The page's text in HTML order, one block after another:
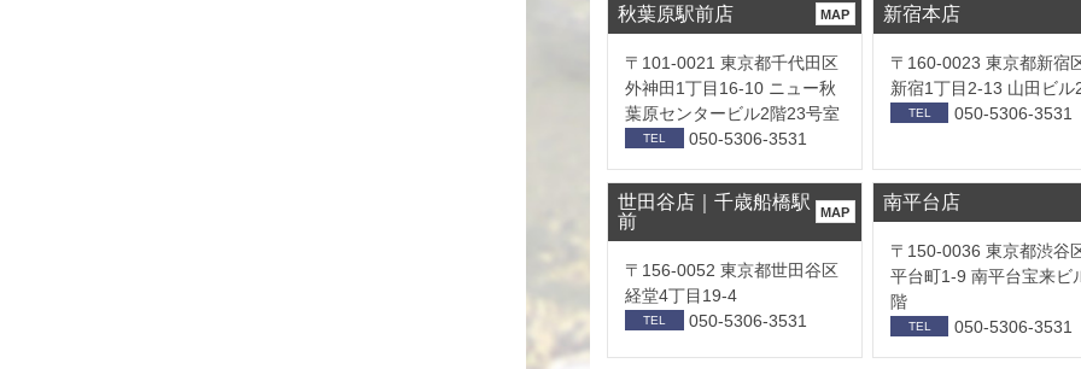
秋葉原駅前店 MAP
〒101-0021 東京都千代田区
外神田1丁目16-10 ニュー秋
葉原センタービル2階23号室
TEL 050-5306-3531
新宿本店
〒160-0023 東京都新宿
新宿1丁目2-13 山田ビル
TEL 050-5306-3531
世田谷店｜千歳船橋駅
前
MAP
〒156-0052 東京都世田谷区
経堂4丁目19-4
TEL 050-5306-3531
南平台店
〒150-0036 東京都渋谷
平台町1-9 南平台宝来ビ
階
TEL 050-5306-3531